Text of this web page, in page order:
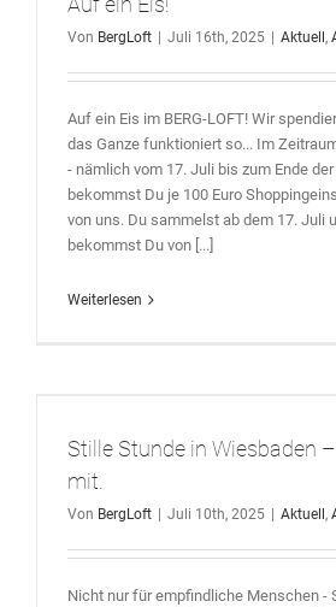
Von BergLoft | Juli 16th, 2025 | Aktuell,
Auf ein Eis im BERG-LOFT! Wir
das Ganze funktioniert so... Im
- nämlich vom 17. Juli bis zum Ende
bekommst Du je 100 Euro
von uns. Du sammelst ab dem 17. Juli
bekommst Du von [...]
Weiterlesen
Stille Stunde in Wiesbaden
mit.
Von BergLoft | Juli 10th, 2025 | Aktuell,
Nicht nur für empfindliche Menschen -